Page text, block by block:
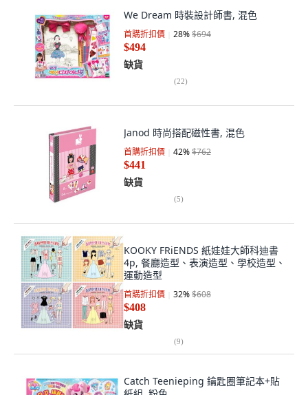
We Dream 時裝設計師書, 混色
首購折扣價 28%$694
$494
缺貨
(22)
Janod 時尚搭配磁性書, 混色
首購折扣價 42%$762
$441
缺貨
(5)
KOOKY FRiENDS 紙娃娃大師科迪書
4p, 餐廳造型、表演造型、學校造型、
運動造型
首購折扣價 32%$608
$408
缺貨
(9)
Catch Teenieping 鑰匙圈筆記本+貼